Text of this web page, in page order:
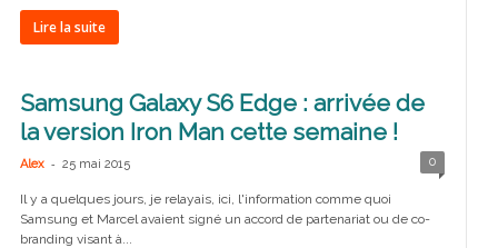
Lire la suite
Samsung Galaxy S6 Edge : arrivée de
la version Iron Man cette semaine !
Alex - 25 mai 2015 0
Il y a quelques jours, je relayais, ici, l'information comme quoi
Samsung et Marcel avaient signé un accord de partenariat ou de co-
branding visant à...